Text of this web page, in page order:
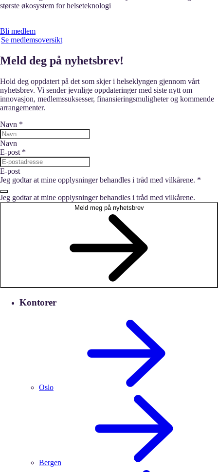
største økosystem for helseteknologi
Bli medlem
Se medlemsoversikt
Meld deg på nyhetsbrev!
Hold deg oppdatert på det som skjer i helseklyngen gjennom vårt
nyhetsbrev. Vi sender jevnlige oppdateringer med siste nytt om
innovasjon, medlemssuksesser, finansieringsmuligheter og kommende
arrangementer.
Navn *
Navn
E-post *
E-post
Jeg godtar at mine opplysninger behandles i tråd med vilkårene. *
Jeg godtar at mine opplysninger behandles i tråd med vilkårene.
Meld meg på nyhetsbrev
Kontorer
Oslo
Bergen